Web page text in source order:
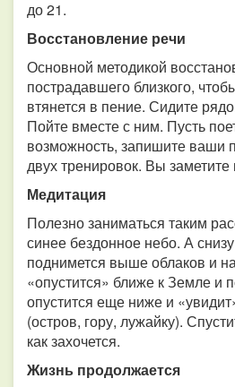
до 21.
Восстановление речи
Основной методикой
пострадавшего близкого,
втянется в пение. Сидите
Пойте вместе с ним. Пусть
возможность, запишите ваши
двух тренировок. Вы
Медитация
Полезно заниматься таким
синее бездонное небо. А
поднимется выше облаков и
«опустится» ближе к Земле
опустится еще ниже и
(остров, гору, лужайку).
как захочется.
Жизнь продолжается